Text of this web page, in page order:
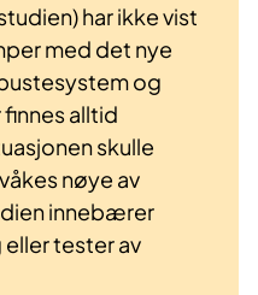
har ikke vist
med det nye
og
alltid
skulle
nøye av
innebærer
tester av